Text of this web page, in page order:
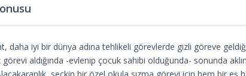
daha iyi bir dünya adına tehlikeli görevlerde gizli göreve
aldığında -evlenip çocuk sahibi olduğunda- sonunda
seçkin bir özel okula sızma görevi için hem bir